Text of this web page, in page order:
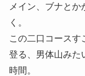
メイン、ブナとか
く。
この二口コースす
登る、男体山みた
時間。